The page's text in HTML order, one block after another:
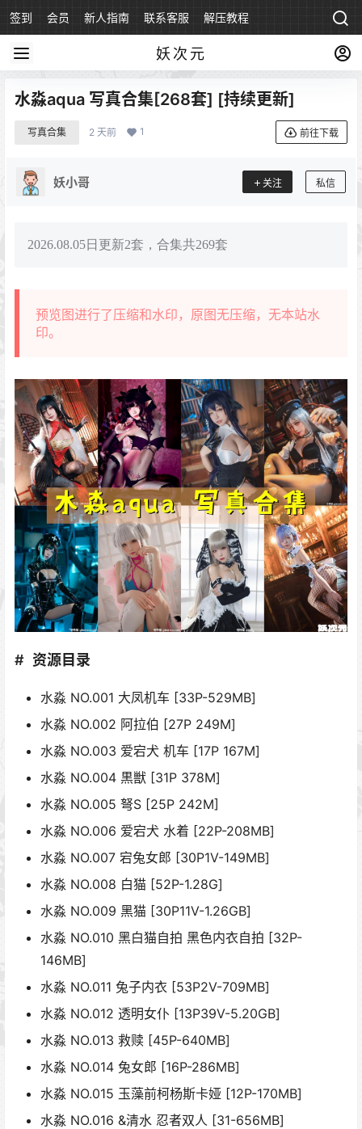
签到 会员 新人指南 联系客服 解压教程
妖次元
水淼aqua 写真合集[268套] [持续更新]
写真合集 2 天前 1 前往下载
妖小哥 关注 私信
2026.08.05日更新2套，合集共269套
预览图进行了压缩和水印，原图无压缩，无本站水
印。
资源目录
水淼 NO.001 大凤机车 [33P-529MB]
水淼 NO.002 阿拉伯 [27P 249M]
水淼 NO.003 爱宕犬 机车 [17P 167M]
水淼 NO.004 黒獣 [31P 378M]
水淼 NO.005 弩S [25P 242M]
水淼 NO.006 爱宕犬 水着 [22P-208MB]
水淼 NO.007 宕兔女郎 [30P1V-149MB]
水淼 NO.008 白猫 [52P-1.28G]
水淼 NO.009 黑猫 [30P11V-1.26GB]
水淼 NO.010 黑白猫自拍 黑色内衣自拍 [32P-
146MB]
水淼 NO.011 兔子内衣 [53P2V-709MB]
水淼 NO.012 透明女仆 [13P39V-5.20GB]
水淼 NO.013 救赎 [45P-640MB]
水淼 NO.014 兔女郎 [16P-286MB]
水淼 NO.015 玉藻前柯杨斯卡娅 [12P-170MB]
水淼 NO.016 &清水 忍者双人 [31-656MB]